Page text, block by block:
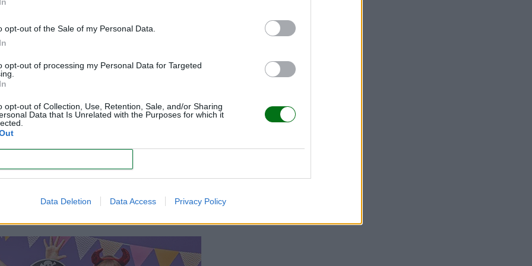
opt-out of the Sale of my Personal Data.
opt-out of processing my Personal Data for Targeted
opt-out of Collection, Use, Retention, Sale, and/or Sharing
Data that Is Unrelated with the Purposes for which it
Data Deletion Data Access Privacy Policy
el cuerpo, sino también la mente.
de artes marciales para niños? ¿A partir de qué edad están
son los beneficios de las artes marciales para niños?
para niños y a qué edad empezar!
quien quiera!)?
fiestas temáticas, etc.) piden como requisito que los más
de disfraces originales para niñas que te encantarán!